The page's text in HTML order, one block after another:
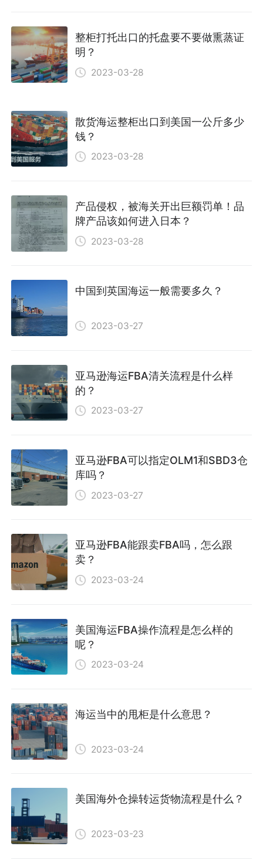
整柜打托出口的托盘要不要做熏蒸证
明？
2023-03-28
散货海运整柜出口到美国一公斤多少
钱？
2023-03-28
产品侵权，被海关开出巨额罚单！品
牌产品该如何进入日本？
2023-03-28
中国到英国海运一般需要多久？
2023-03-27
亚马逊海运FBA清关流程是什么样
的？
2023-03-27
亚马逊FBA可以指定OLM1和SBD3仓
库吗？
2023-03-27
亚马逊FBA能跟卖FBA吗，怎么跟
卖？
2023-03-24
美国海运FBA操作流程是怎么样的
呢？
2023-03-24
海运当中的甩柜是什么意思？
2023-03-24
美国海外仓操转运货物流程是什么？
2023-03-23